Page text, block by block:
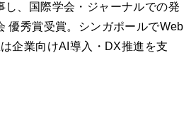
し、国際学会・ジャーナルでの発
優秀賞受賞。シンガポールでWeb
企業向けAI導入・DX推進を支